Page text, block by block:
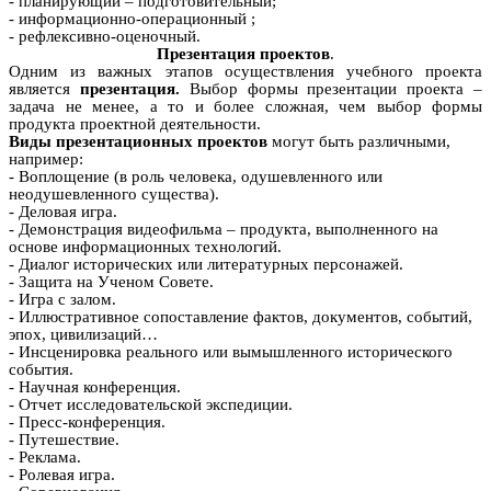
- информационно-операционный ;
- рефлексивно-оценочный.
Презентация проектов.
Одним из важных этапов осуществления учебного проекта
является презентация. Выбор формы презентации проекта –
задача не менее, а то и более сложная, чем выбор формы
продукта проектной деятельности.
Виды презентационных проектов могут быть различными,
например:
- Воплощение (в роль человека, одушевленного или
неодушевленного существа).
- Деловая игра.
- Демонстрация видеофильма – продукта, выполненного на
основе информационных технологий.
- Диалог исторических или литературных персонажей.
- Защита на Ученом Совете.
- Игра с залом.
- Иллюстративное сопоставление фактов, документов, событий,
эпох, цивилизаций…
- Инсценировка реального или вымышленного исторического
события.
- Научная конференция.
- Отчет исследовательской экспедиции.
- Пресс-конференция.
- Путешествие.
- Реклама.
- Ролевая игра.